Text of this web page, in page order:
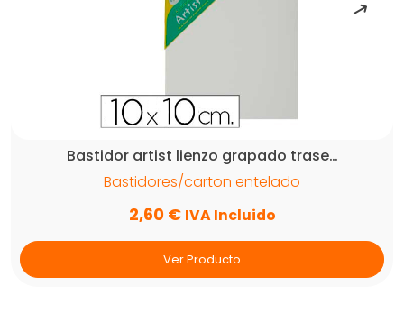
Bastidor artist lienzo grapado trase…
Bastidores/carton entelado
2,60 € IVA Incluido
Ver Producto